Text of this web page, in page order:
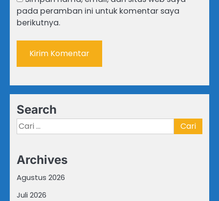
pada peramban ini untuk komentar saya
berikutnya.
Search
Cari
untuk:
Archives
Agustus 2026
Juli 2026